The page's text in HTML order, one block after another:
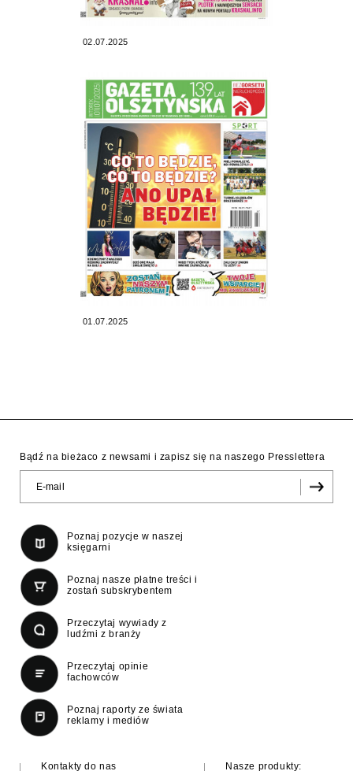
02.07.2025
01.07.2025
Bądź na bieżaco z newsami i zapisz się na naszego Presslettera
Poznaj pozycje w naszej
księgarni
Poznaj nasze płatne treści i
zostań subskrybentem
Przeczytaj wywiady z
ludźmi z branży
Przeczytaj opinie
fachowców
Poznaj raporty ze świata
reklamy i mediów
Kontakty do nas Nasze produkty: